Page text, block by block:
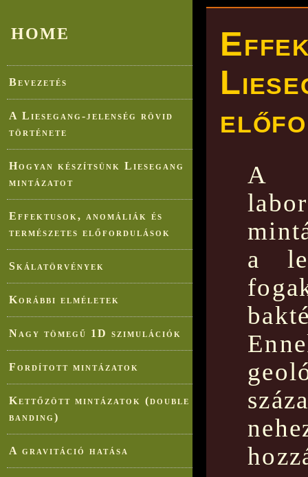
HOME
Bevezetés
A Liesegang-jelenség rövid
története
Hogyan készítsünk Liesegang
mintázatot
Effektusok, anomáliák és
természetes előfordulások
Skálatörvények
Korábbi elméletek
Nagy tömegű 1D szimulációk
Fordított mintázatok
Kettőzött mintázatok (double
banding)
A gravitáció hatása
A
a